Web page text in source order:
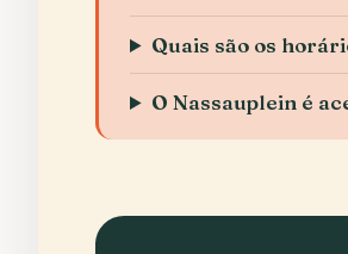
Quais são os
O Nassauplein é